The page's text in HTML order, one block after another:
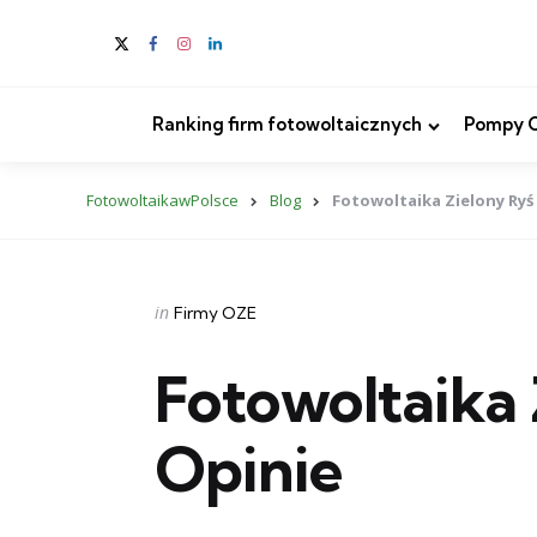
Ranking firm fotowoltaicznych Pompy
FotowoltaikawPolsce Blog Fotowoltaika Zielony
Categories
Posted
in Firmy OZE
Fotowoltaika
Opinie